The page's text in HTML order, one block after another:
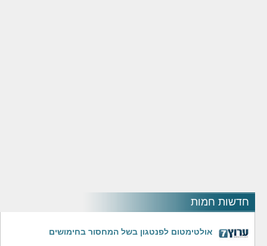
חדשות חמות
אולטימטום לפנטגון בשל המחסור בחימושים